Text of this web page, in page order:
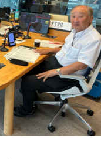
ただきます。
ご購入いただきま
く、MINAMI
使用可。
禁止。
ライブ会場として使
どうでしたか？』
て、自分の感覚と実
りますか？
りが取れる球質をし
年10月10日生ま
、投手。川和高校か
団。神奈川県屈指の
襲でもない。外務大
旧来型の政治の文脈
的にとらえている人
うと、ずいぶん前の
態だ』発言で中国と
いうか知識がなかっ
か」